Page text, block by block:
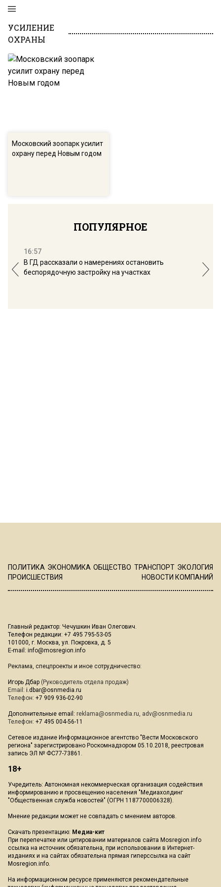
УСИЛЕНИЕ
ОХРАНЫ
Московский зоопарк усилит
охрану перед Новым годом
ПОПУЛЯРНОЕ
16:57
В ГД рассказали о намерениях остановить
беспорядочную застройку на участках
ПОЛИТИКА ЭКОНОМИКА ОБЩЕСТВО ТРАНСПОРТ ЭКОЛОГИЯ
ПРОИСШЕСТВИЯ
НОВОСТИ КОМПАНИЙ
Главный редактор: Чечушкин Иван Олегович.
Телефон редакции: +7 495 795-53-05
101000, г. Москва, ул. Покровка, д. 5
E-mail: info@mosregion.info
Реклама, спецпроекты и иное сотрудничество:
Игорь Дбар (Руководитель отдела продаж)
Email: i.dbar@osnmedia.ru
Телефон: +7 909 936-02-90
Дополнительные email: reklama@osnmedia.ru, adv@osnmedia.ru
Телефон: +7 495 004-56-11
Сетевое издание Информационное агентство "Вести Московского
региона" зарегистрировано Роскомнадзором 05.10.2018, реестровая
запись ЭЛ № ФС77-73861.
18+
Учредитель: Автономная некоммерческая организация содействия
информированию и просвещению населения "Медиахолдинг
"Общественная служба новостей" (ОГРН 1187700006328).
Мнение редакции может не совпадать с мнением авторов.
Скачать презентацию: Медиа-кит
При перепечатке или цитировании материалов сайта Mosregion.info
ссылка на источник обязательна, при использовании в Интернет-
изданиях и на сайтах обязательна прямая гиперссылка на сайт
Mosregion.info.
На информационном ресурсе применяются рекомендательные